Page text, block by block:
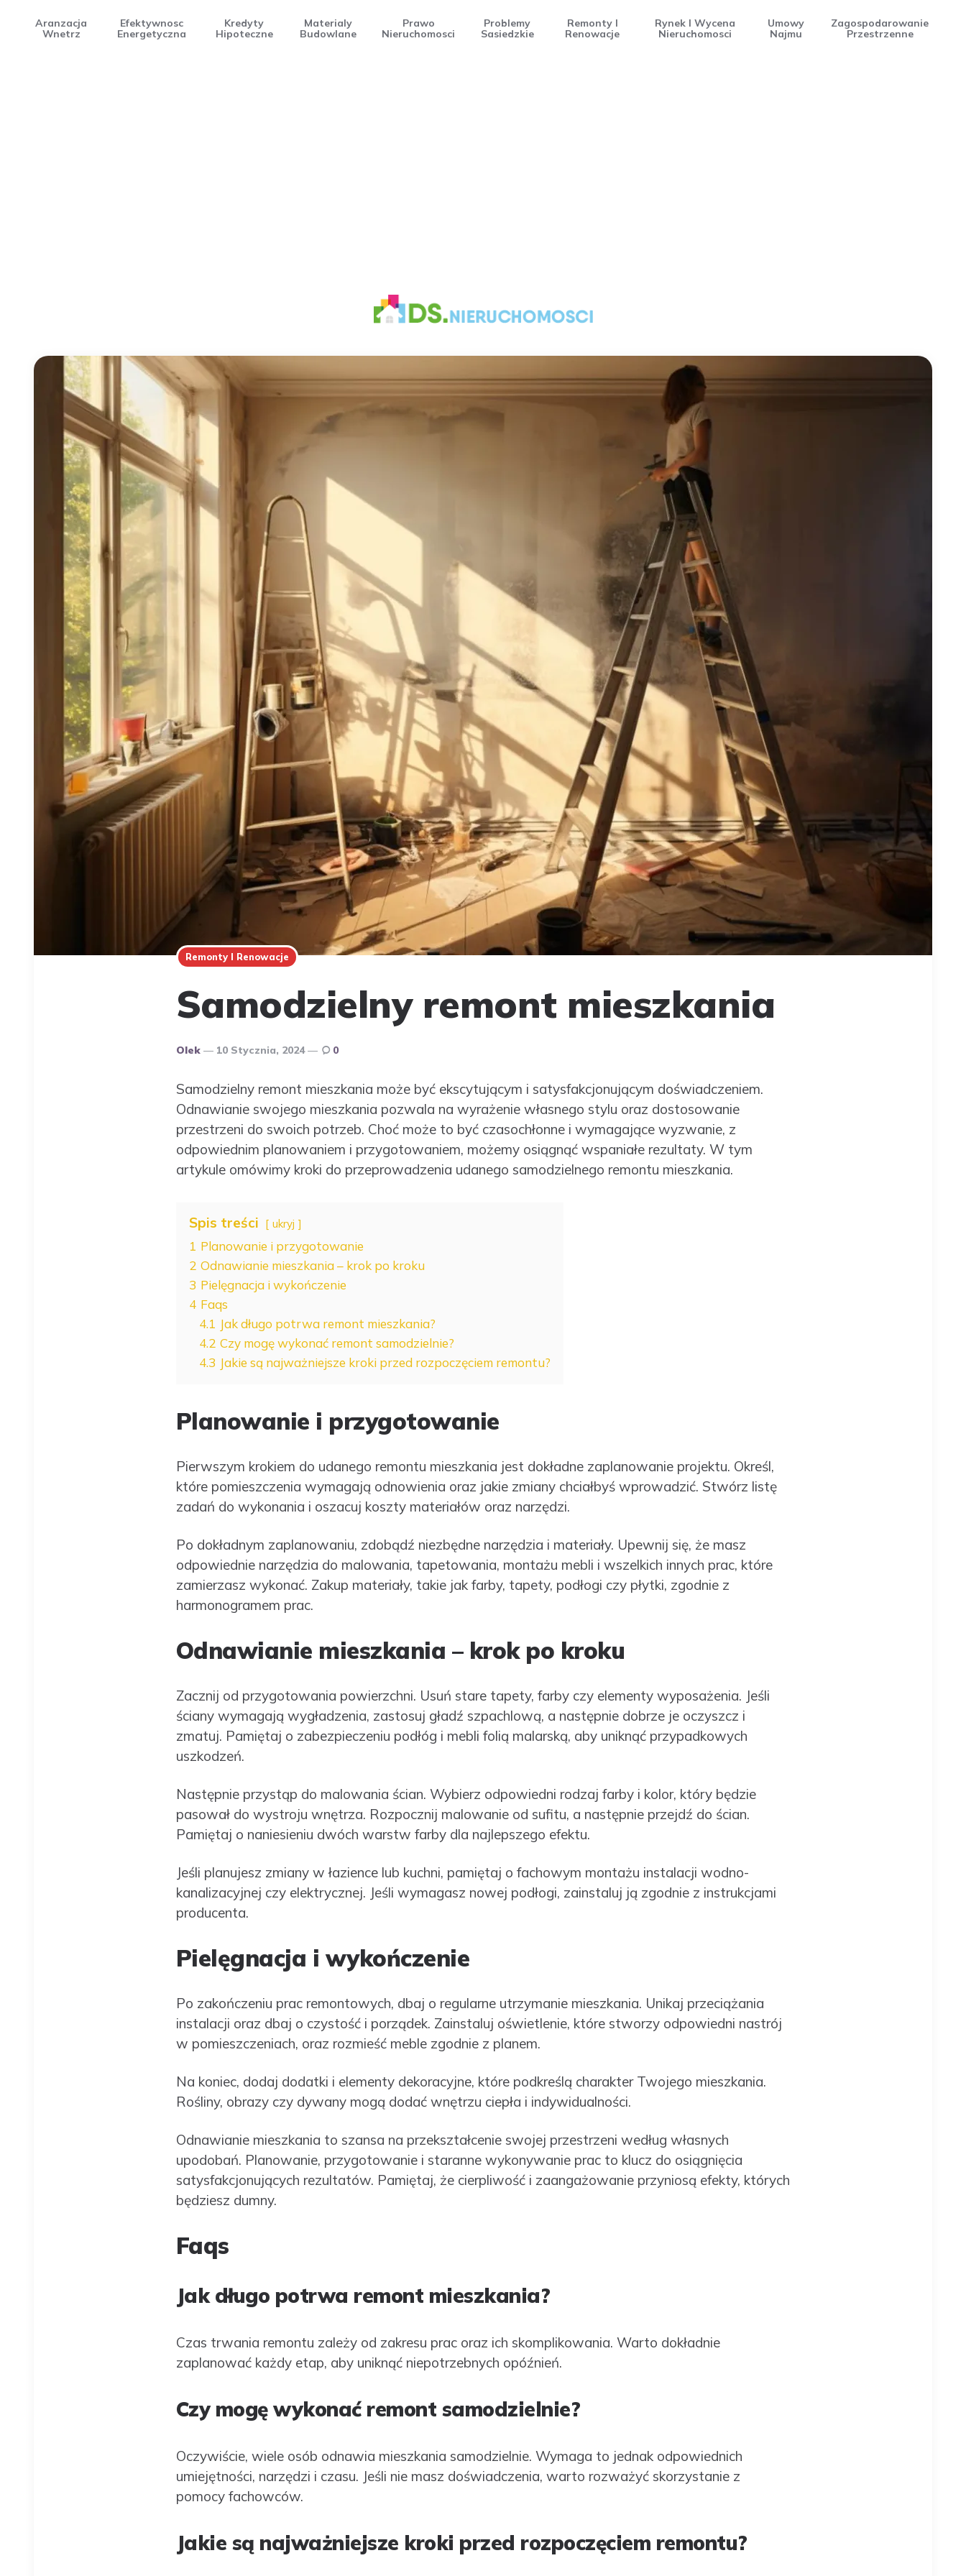
Aranzacja
Wnetrz
Efektywnosc
Energetyczna
Kredyty
Hipoteczne
Materialy
Budowlane
Prawo
Nieruchomosci
Problemy
Sasiedzkie
Remonty I
Renowacje
Rynek I Wycena
Nieruchomosci
Umowy
Najmu
Zagospodarowanie
Przestrzenne
Remonty I Renowacje
Samodzielny remont mieszkania
Opublikowany
Olek 10 Stycznia, 2024 0
Samodzielny remont mieszkania może być ekscytującym i satysfakcjonującym doświadczeniem.
Odnawianie swojego mieszkania pozwala na wyrażenie własnego stylu oraz dostosowanie
przestrzeni do swoich potrzeb. Choć może to być czasochłonne i wymagające wyzwanie, z
odpowiednim planowaniem i przygotowaniem, możemy osiągnąć wspaniałe rezultaty. W tym
artykule omówimy kroki do przeprowadzenia udanego samodzielnego remontu mieszkania.
Spis treści ukryj
1 Planowanie i przygotowanie
2 Odnawianie mieszkania – krok po kroku
3 Pielęgnacja i wykończenie
4 Faqs
4.1 Jak długo potrwa remont mieszkania?
4.2 Czy mogę wykonać remont samodzielnie?
4.3 Jakie są najważniejsze kroki przed rozpoczęciem remontu?
Planowanie i przygotowanie
Pierwszym krokiem do udanego remontu mieszkania jest dokładne zaplanowanie projektu. Określ,
które pomieszczenia wymagają odnowienia oraz jakie zmiany chciałbyś wprowadzić. Stwórz listę
zadań do wykonania i oszacuj koszty materiałów oraz narzędzi.
Po dokładnym zaplanowaniu, zdobądź niezbędne narzędzia i materiały. Upewnij się, że masz
odpowiednie narzędzia do malowania, tapetowania, montażu mebli i wszelkich innych prac, które
zamierzasz wykonać. Zakup materiały, takie jak farby, tapety, podłogi czy płytki, zgodnie z
harmonogramem prac.
Odnawianie mieszkania – krok po kroku
Zacznij od przygotowania powierzchni. Usuń stare tapety, farby czy elementy wyposażenia. Jeśli
ściany wymagają wygładzenia, zastosuj gładź szpachlową, a następnie dobrze je oczyszcz i
zmatuj. Pamiętaj o zabezpieczeniu podłóg i mebli folią malarską, aby uniknąć przypadkowych
uszkodzeń.
Następnie przystąp do malowania ścian. Wybierz odpowiedni rodzaj farby i kolor, który będzie
pasował do wystroju wnętrza. Rozpocznij malowanie od sufitu, a następnie przejdź do ścian.
Pamiętaj o naniesieniu dwóch warstw farby dla najlepszego efektu.
Jeśli planujesz zmiany w łazience lub kuchni, pamiętaj o fachowym montażu instalacji wodno-
kanalizacyjnej czy elektrycznej. Jeśli wymagasz nowej podłogi, zainstaluj ją zgodnie z instrukcjami
producenta.
Pielęgnacja i wykończenie
Po zakończeniu prac remontowych, dbaj o regularne utrzymanie mieszkania. Unikaj przeciążania
instalacji oraz dbaj o czystość i porządek. Zainstaluj oświetlenie, które stworzy odpowiedni nastrój
w pomieszczeniach, oraz rozmieść meble zgodnie z planem.
Na koniec, dodaj dodatki i elementy dekoracyjne, które podkreślą charakter Twojego mieszkania.
Rośliny, obrazy czy dywany mogą dodać wnętrzu ciepła i indywidualności.
Odnawianie mieszkania to szansa na przekształcenie swojej przestrzeni według własnych
upodobań. Planowanie, przygotowanie i staranne wykonywanie prac to klucz do osiągnięcia
satysfakcjonujących rezultatów. Pamiętaj, że cierpliwość i zaangażowanie przyniosą efekty, których
będziesz dumny.
Faqs
Jak długo potrwa remont mieszkania?
Czas trwania remontu zależy od zakresu prac oraz ich skomplikowania. Warto dokładnie
zaplanować każdy etap, aby uniknąć niepotrzebnych opóźnień.
Czy mogę wykonać remont samodzielnie?
Oczywiście, wiele osób odnawia mieszkania samodzielnie. Wymaga to jednak odpowiednich
umiejętności, narzędzi i czasu. Jeśli nie masz doświadczenia, warto rozważyć skorzystanie z
pomocy fachowców.
Jakie są najważniejsze kroki przed rozpoczęciem remontu?